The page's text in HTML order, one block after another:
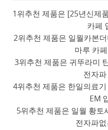
1위추천 제품은 [25년신제
카페
2위추천 제품은 일월카본
마루 카
3위추천 제품은 귀뚜라미
전자
4위추천 제품은 한일의료
EM
5위추천 제품은 일월 황
전자파